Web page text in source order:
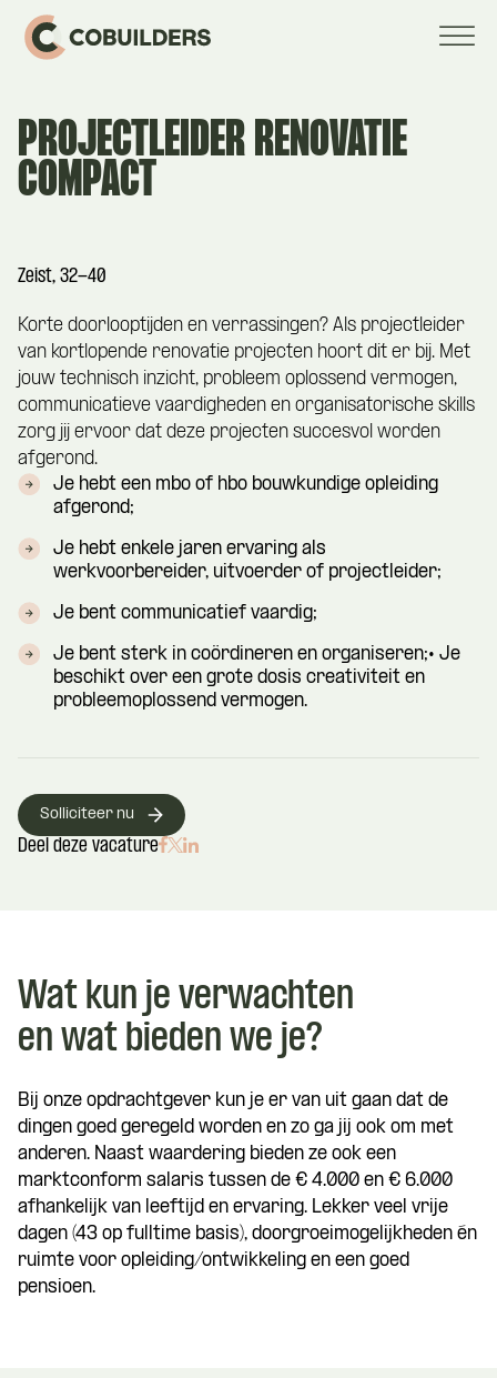
PROJECTLEIDER RENOVATIE
COMPACT
Zeist, 32-40
Korte doorlooptijden en verrassingen? Als projectleider
van kortlopende renovatie projecten hoort dit er bij. Met
jouw technisch inzicht, probleem oplossend vermogen,
communicatieve vaardigheden en organisatorische skills
zorg jij ervoor dat deze projecten succesvol worden
afgerond.
Je hebt een mbo of hbo bouwkundige opleiding
afgerond;
Je hebt enkele jaren ervaring als
werkvoorbereider, uitvoerder of projectleider;
Je bent communicatief vaardig;
Je bent sterk in coördineren en organiseren;• Je
beschikt over een grote dosis creativiteit en
probleemoplossend vermogen.
Deel deze vacature
Solliciteer nu
Wat kun je verwachten
en wat bieden we je?
Bij onze opdrachtgever kun je er van uit gaan dat de
dingen goed geregeld worden en zo ga jij ook om met
anderen. Naast waardering bieden ze ook een
marktconform salaris tussen de € 4.000 en € 6.000
afhankelijk van leeftijd en ervaring. Lekker veel vrije
dagen (43 op fulltime basis), doorgroeimogelijkheden én
ruimte voor opleiding/ontwikkeling en een goed
pensioen.